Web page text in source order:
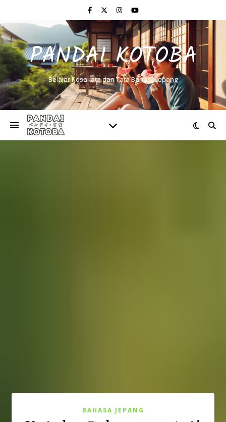
PANDAI KOTOBA
Belajar Kosakata dan Tata Bahasa Jepang
BAHASA JEPANG